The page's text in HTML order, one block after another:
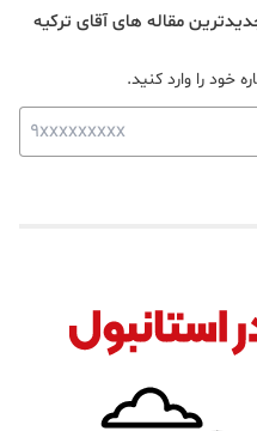
مقاله های آقای ترکیه
خود را وارد کنید.